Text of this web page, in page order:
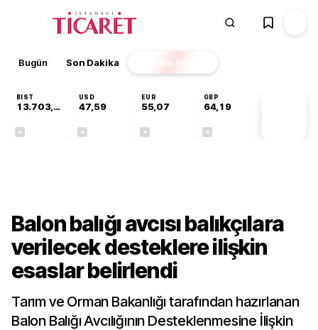
Bugün Son Dakika Finans EKSTRA
BIST
13.703,13
USD
47,59
EUR
55,07
GBP
64,19
Balon balığı avcısı balıkçılara
verilecek desteklere ilişkin
esaslar belirlendi
Tarım ve Orman Bakanlığı tarafından hazırlanan
Balon Balığı Avcılığının Desteklenmesine İlişkin